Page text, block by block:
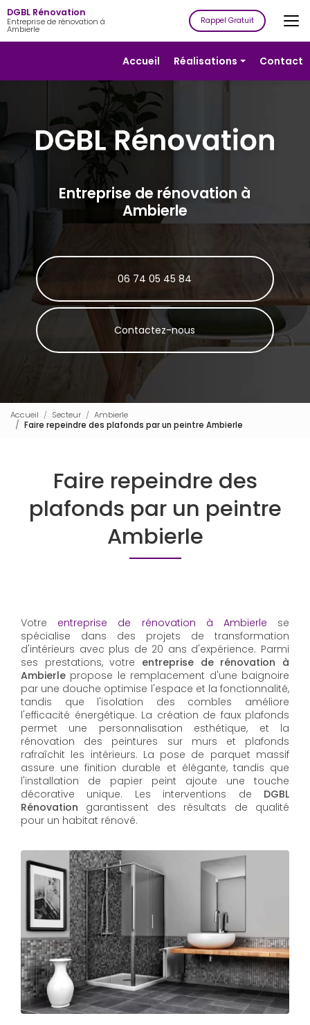
Aller
au
contenu
principal
Accueil
Réalisations
Plâtrerie
Revêtement
de sols
de murs
Contact
DGBL Rénovation
Entreprise de rénovation à
Ambierle
Rappel Gratuit
Entreprise de rénovation à
Ambierle
06 74 05 45 84
Contactez-nous
Accueil Secteur
Ambierle
Faire repeindre des plafonds par un peintre Ambierle
Faire repeindre des
plafonds par un peintre
Ambierle
Votre entreprise de rénovation à Ambierle se
spécialise dans des projets de transformation
d'intérieurs avec plus de 20 ans d'expérience. Parmi
ses prestations, votre entreprise de rénovation à
Ambierle propose le remplacement d'une baignoire
par une douche optimise l'espace et la fonctionnalité,
tandis que l'isolation des combles améliore
l'efficacité énergétique. La création de faux plafonds
permet une personnalisation esthétique, et la
rénovation des peintures sur murs et plafonds
rafraîchit les intérieurs. La pose de parquet massif
assure une finition durable et élégante, tandis que
l'installation de papier peint ajoute une touche
décorative unique. Les interventions de DGBL
Rénovation garantissent des résultats de qualité
pour un habitat rénové.